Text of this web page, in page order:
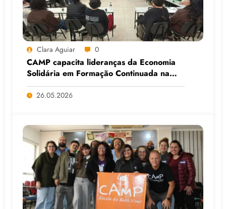
Clara Aguiar 0
CAMP capacita lideranças da Economia
Solidária em Formação Continuada na
Faculdade do Assentamento do MST, em
Viamão (RS)
26.05.2026